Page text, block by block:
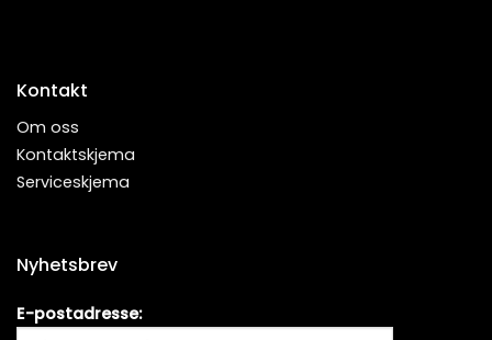
Kontakt
Om oss
Kontaktskjema
Serviceskjema
Nyhetsbrev
E-postadresse: